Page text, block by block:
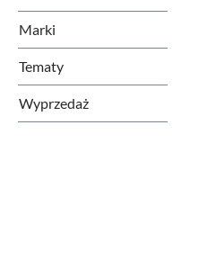
Marki
Tematy
Wyprzedaż